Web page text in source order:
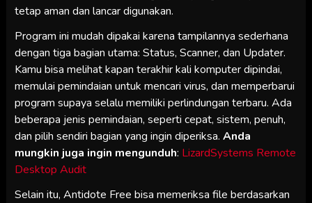
tetap aman dan lancar digunakan.
Program ini mudah dipakai karena tampilannya sederhana
dengan tiga bagian utama: Status, Scanner, dan Updater.
Kamu bisa melihat kapan terakhir kali komputer dipindai,
memulai pemindaian untuk mencari virus, dan memperbarui
program supaya selalu memiliki perlindungan terbaru. Ada
beberapa jenis pemindaian, seperti cepat, sistem, penuh,
dan pilih sendiri bagian yang ingin diperiksa. Anda
mungkin juga ingin mengunduh: LizardSystems Remote
Desktop Audit
Selain itu, Antidote Free bisa memeriksa file berdasarkan